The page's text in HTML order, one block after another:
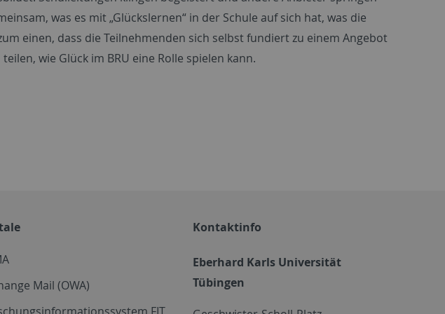
was es mit „Glückslernen“ in der Schule auf sich hat, was die
einen, dass die Teilnehmenden sich selbst fundiert zu einem Angebot
wie Glück im BRU eine Rolle spielen kann.
Mail (OWA)
FIT
Kontaktinfo
Eberhard Karls Universität
Tübingen